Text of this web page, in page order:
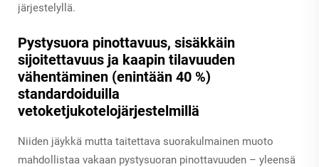
järjestelyllä.
Pystysuora pinottavuus, sisäkkäin
sijoitettavuus ja kaapin tilavuuden
vähentäminen (enintään 40 %)
standardoiduilla
vetoketjukotelojärjestelmillä
Niiden jäykkä mutta taitettava suorakulmainen muoto
mahdollistaa vakaan pystysuoran pinottavuuden – yleensä